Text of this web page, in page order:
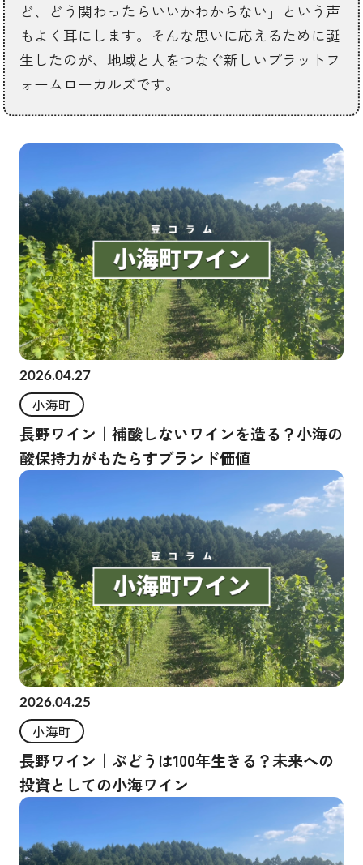
ど、どう関わったらいいかわからない」という声
もよく耳にします。そんな思いに応えるために誕
生したのが、地域と人をつなぐ新しいプラットフ
ォームローカルズです。
2026.04.27
小海町
長野ワイン｜補酸しないワインを造る？小海の
酸保持力がもたらすブランド価値
2026.04.25
小海町
長野ワイン｜ぶどうは100年生きる？未来への
投資としての小海ワイン